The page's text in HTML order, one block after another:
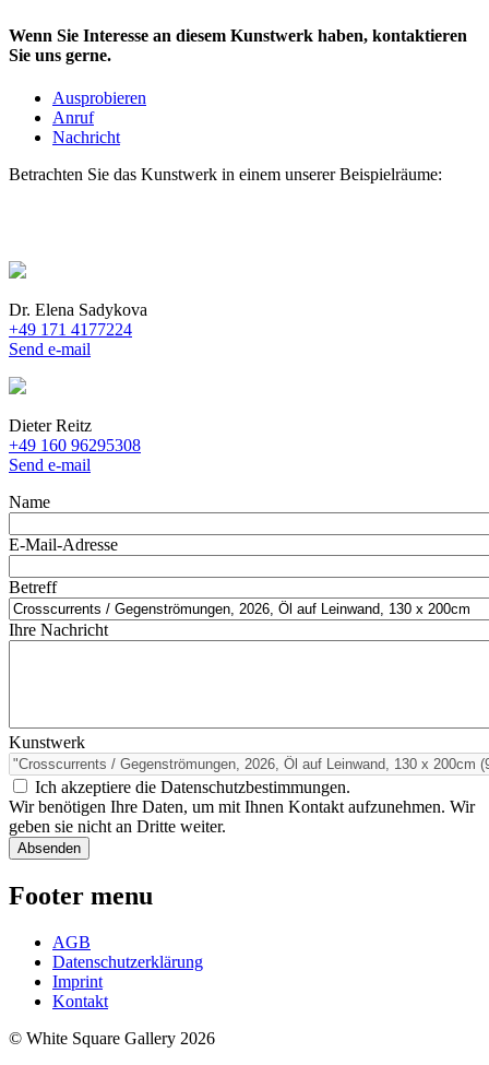
Wenn Sie Interesse an diesem Kunstwerk haben, kontaktieren
Sie uns gerne.
Ausprobieren
Anruf
Nachricht
Betrachten Sie das Kunstwerk in einem unserer Beispielräume:
Dr. Elena Sadykova
+49 171 4177224
Send e-mail
Dieter Reitz
+49 160 96295308
Send e-mail
Name
E-Mail-Adresse
Betreff
Ihre Nachricht
Kunstwerk
Ich akzeptiere die Datenschutzbestimmungen.
Wir benötigen Ihre Daten, um mit Ihnen Kontakt aufzunehmen. Wir
geben sie nicht an Dritte weiter.
Footer menu
AGB
Datenschutzerklärung
Imprint
Kontakt
© White Square Gallery 2026